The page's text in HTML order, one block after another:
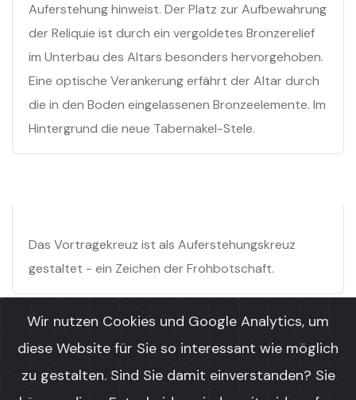
Auferstehung hinweist. Der Platz zur Aufbewahrung
der Reliquie ist durch ein vergoldetes Bronzerelief
im Unterbau des Altars besonders hervorgehoben.
Eine optische Verankerung erfährt der Altar durch
die in den Boden eingelassenen Bronzeelemente. Im
Hintergrund die neue Tabernakel-Stele.
Das Vortragekreuz ist als Auferstehungskreuz
gestaltet - ein Zeichen der Frohbotschaft.
Wir nutzen Cookies und Google Analytics, um
diese Website für Sie so interessant wie möglich
zu gestalten. Sind Sie damit einverstanden? Sie